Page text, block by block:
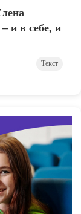
и в себе, и
Текст